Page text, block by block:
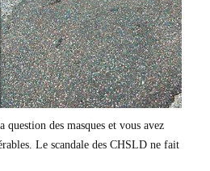
question des masques et vous avez
Le scandale des CHSLD ne fait